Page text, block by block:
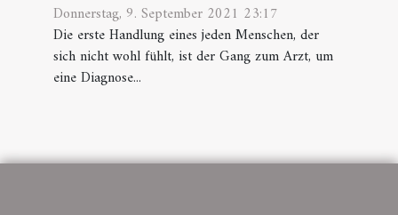
Donnerstag, 9. September 2021 23:17
Die erste Handlung eines jeden Menschen, der
sich nicht wohl fühlt, ist der Gang zum Arzt, um
eine Diagnose...